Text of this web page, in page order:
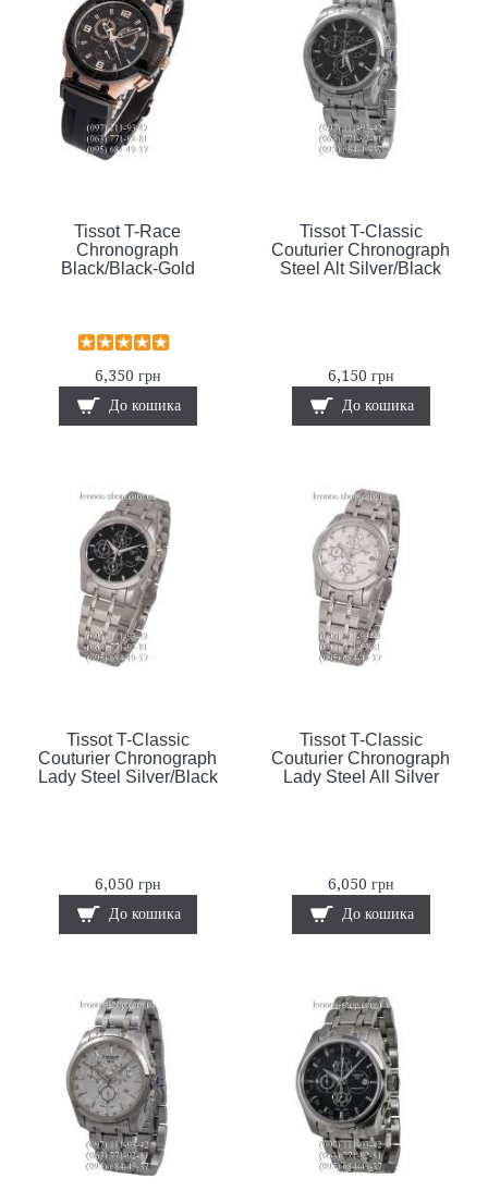
Tissot T-Race
Chronograph
Black/Black-Gold
6,350 грн
До кошика
Tissot T-Classic
Couturier Chronograph
Steel Alt Silver/Black
6,150 грн
До кошика
Tissot T-Classic
Couturier Chronograph
Lady Steel Silver/Black
6,050 грн
До кошика
Tissot T-Classic
Couturier Chronograph
Lady Steel All Silver
6,050 грн
До кошика